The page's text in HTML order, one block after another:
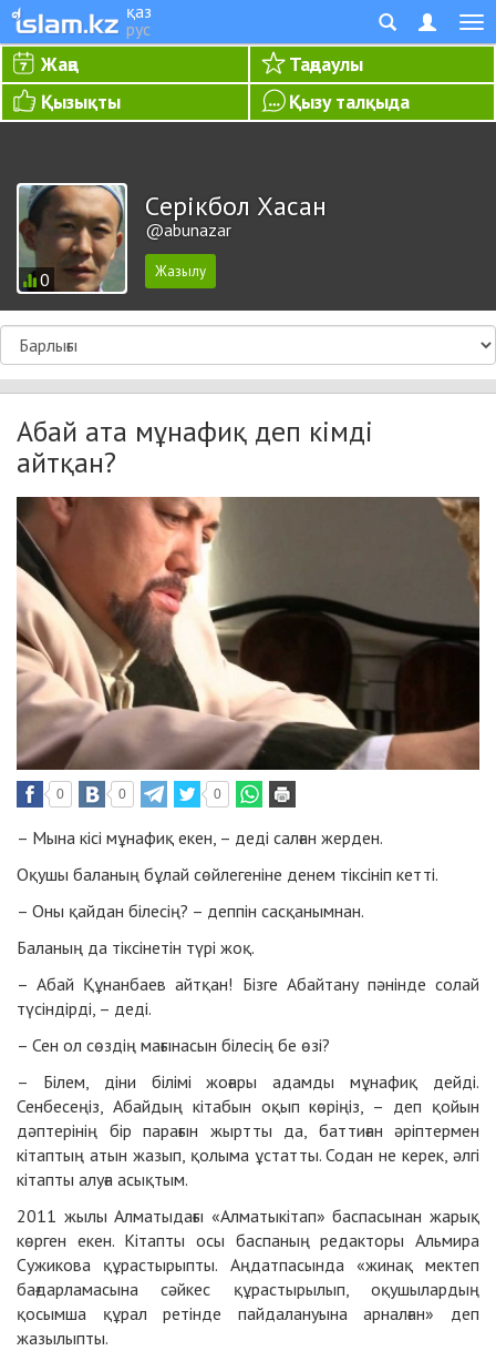
қаз
рус
Жаңа
Таңдаулы
Қызықты
Қызу талқыда
0
Cерікбол Хасан
@abunazar
Абай ата мұнафиқ деп кімді
айтқан?
0 0 0
– Мына кісі мұнафиқ екен, – деді салған жерден.
Оқушы баланың бұлай сөйлегеніне денем тіксініп кетті.
– Оны қайдан білесің? – деппін сасқанымнан.
Баланың да тіксінетін түрі жоқ.
– Абай Құнанбаев айтқан! Бізге Абайтану пәнінде солай
түсіндірді, – деді.
– Сен ол сөздің мағынасын білесің бе өзі?
– Білем, діни білімі жоғары адамды мұнафиқ дейді.
Сенбесеңіз, Абайдың кітабын оқып көріңіз, – деп қойын
дәптерінің бір парағын жыртты да, баттиған әріптермен
кітаптың атын жазып, қолыма ұстатты. Содан не керек, әлгі
кітапты алуға асықтым.
2011 жылы Алматыдағы «Алматыкітап» баспасынан жарық
көрген екен. Кітапты осы баспаның редакторы Альмира
Сужикова құрастырыпты. Аңдатпасында «жинақ мектеп
бағдарламасына сәйкес құрастырылып, оқушылардың
қосымша құрал ретінде пайдалануына арналған» деп
жазылыпты.